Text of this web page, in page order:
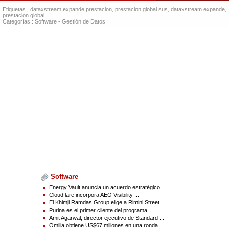
Directora del departamento de comunicación
cyates@dataxstream.com
Etiquetas : dataxstream expande prestacion prestacion global sus dataxstream expande
prestacion global
Categorías : Software - Gestión de Datos
Software
Energy Vault anuncia un acuerdo estratégico ...
Cloudflare incorpora AEO Visibility ...
El Khimji Ramdas Group elige a Rimini Street ...
Purina es el primer cliente del programa ...
Amit Agarwal, director ejecutivo de Standard ...
Omilia obtiene US$67 millones en una ronda ...